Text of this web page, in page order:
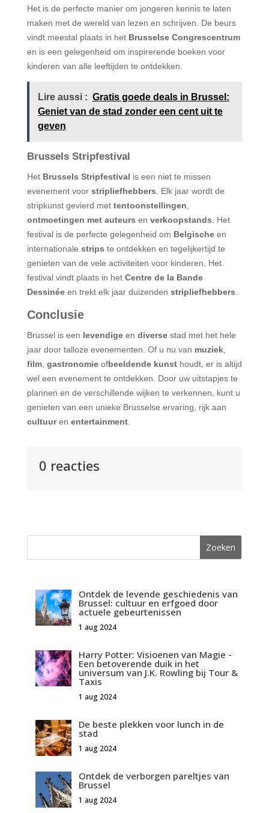
Het is de perfecte manier om jongeren kennis te laten
maken met de wereld van lezen en schrijven. De beurs
vindt meestal plaats in het Brusselse Congrescentrum
en is een gelegenheid om inspirerende boeken voor
kinderen van alle leeftijden te ontdekken.
Lire aussi : Gratis goede deals in Brussel:
Geniet van de stad zonder een cent uit te
geven
Brussels Stripfestival
Het Brussels Stripfestival is een niet te missen
evenement voor stripliefhebbers . Elk jaar wordt de
stripkunst gevierd met tentoonstellingen
ontmoetingen met auteurs en verkoopstands . Het
festival is de perfecte gelegenheid om Belgischeen
internationale strips te ontdekken en tegelijkertijd te
genieten van de vele activiteiten voor kinderen. Het
festival vindt plaats in het Centre de la Bande
Dessinéeen trekt elk jaar duizenden stripliefhebbers
Conclusie
Brussel is een levendigeen diversestad met het hele
jaar door talloze evenementen. Of u nu van muziek,
film, gastronomieofbeeldende kunsthoudt, er is altijd
wel een evenement te ontdekken. Door uw uitstapjes te
plannen en de verschillende wijken te verkennen, kunt u
genieten van een unieke Brusselse ervaring, rijk aan
cultuuren entertainment.
0 reacties
Ontdek de levende geschiedenis van
Brussel: cultuur en erfgoed door
actuele gebeurtenissen
1 aug 2024
Harry Potter: Visioenen van Magie -
Een betoverende duik in het
universum van J.K. Rowling bij Tour &
Taxis
1 aug 2024
De beste plekken voor lunch in de
stad
1 aug 2024
Ontdek de verborgen pareltjes van
Brussel
1 aug 2024